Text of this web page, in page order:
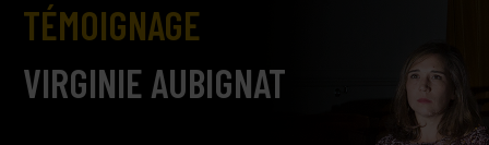
TÉMOIGNAGE
VIRGINIE AUBIGNAT